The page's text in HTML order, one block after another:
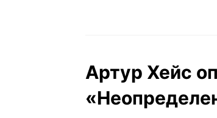
Артур Хейс